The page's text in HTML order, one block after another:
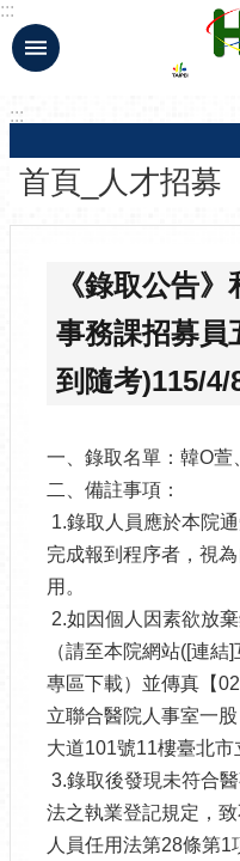
跳到主要內容區塊
:::
:::
首頁_人才招募
《錄取公告
事務課招募員
到隨考)115/
一、錄取名單：韓O萱
二、備註事項：
1.錄取人員應於本院
完成報到程序者，視
用。
2.如因個人因素欲放
（請至本院網站([連
專區下載）並傳真【
立聯合醫院人事室一
大道101號11樓臺北市
3.錄取後發現未符合
法之執業登記規定，
人員任用法第28條第